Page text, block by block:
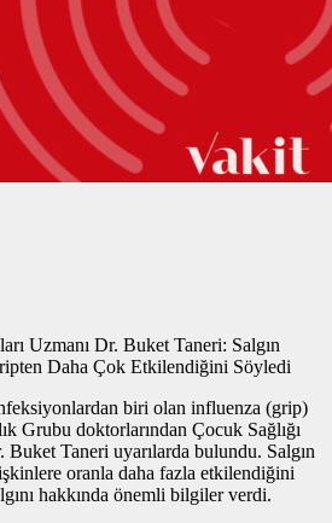
Uzmanı Dr. Buket Taneri: Salgın
Daha Çok Etkilendiğini Söyledi
biri olan influenza (grip)
Grubu doktorlarından Çocuk Sağlığı
Buket Taneri uyarılarda bulundu. Salgın
oranla daha fazla etkilendiğini
hakkında önemli bilgiler verdi.